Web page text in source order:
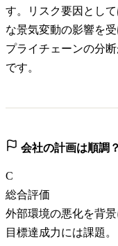
す。リスク要因とし
な景気変動の影響を
プライチェーンの分
です。
会社の計画は順調？
C
総合評価
外部環境の悪化を背
目標達成力には課題。